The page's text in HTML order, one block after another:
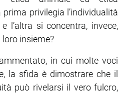
privilegia l’individualità
l’altra si concentra, invece,
insieme?
in cui molte voci
la sfida è dimostrare che il
può rivelarsi il vero fulcro,